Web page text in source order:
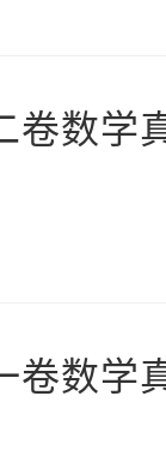
卷数学
卷数学